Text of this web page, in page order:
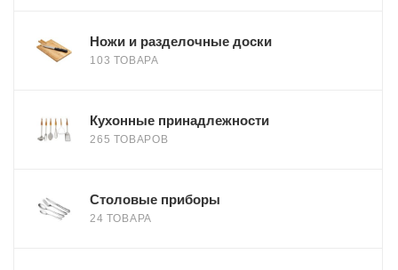
Ножи и разделочные доски
103 ТОВАРА
Кухонные принадлежности
265 ТОВАРОВ
Столовые приборы
24 ТОВАРА